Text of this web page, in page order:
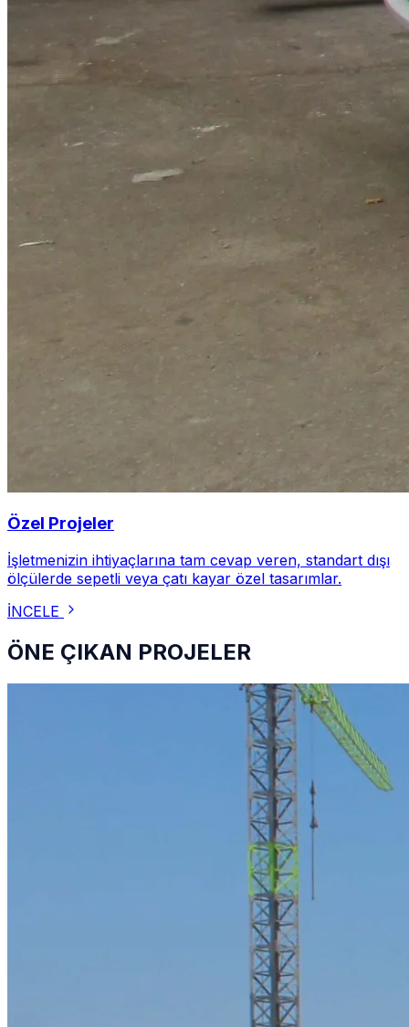
Özel Projeler
İşletmenizin ihtiyaçlarına tam cevap veren, standart dışı
ölçülerde sepetli veya çatı kayar özel tasarımlar.
İNCELE
ÖNE ÇIKAN PROJELER